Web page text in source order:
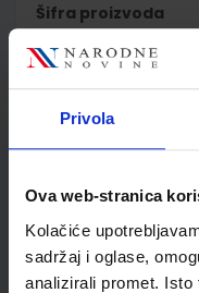
Privola
Ova web-stranica
Kolačiće
sadržaj i oglase,
analizirali promet. Isto
Šifra proizvoda
Nakladnik
Školski razred
Vrsta škole
Reg br min